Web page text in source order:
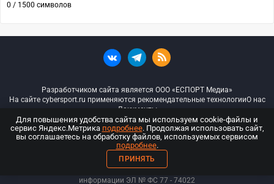
0 / 1500 символов
Разработчиком сайта является ООО «ЕСПОРТ Медиа»
На сайте cybersport.ru применяются рекомендательные технологииО нас
Документы
© ООО «Киберспорт.ру» — Все права защищены
18+
ООО «Киберспорт.ру». Свидетельство о регистрации средств массовой
информации ЭЛ № ФС 77 - 74022
Для повышения удобства сайта мы используем cookie-файлы и
сервис Яндекс.Метрика подробнее. Продолжая использовать сайт,
вы соглашаетесь на обработку файлов, используемых сервисом
подробнее.
ПРИНЯТЬ